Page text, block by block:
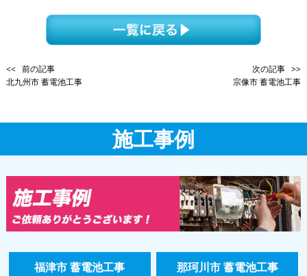
<< 前の記事
北九州市 蓄電池工事
次の記事 >>
宗像市 蓄電池工事
施工事例
福津市 蓄電池工事
那珂川市 蓄電池工事